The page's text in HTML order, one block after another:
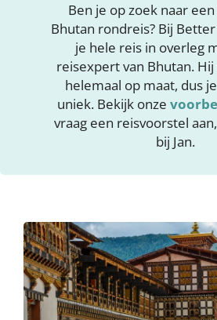
Ben je op zoek naar
Bhutan rondreis? Bij
je hele reis in overleg
reisexpert van Bhutan.
helemaal op maat, dus
uniek. Bekijk onze
vraag een reisvoorstel
bij Jan.